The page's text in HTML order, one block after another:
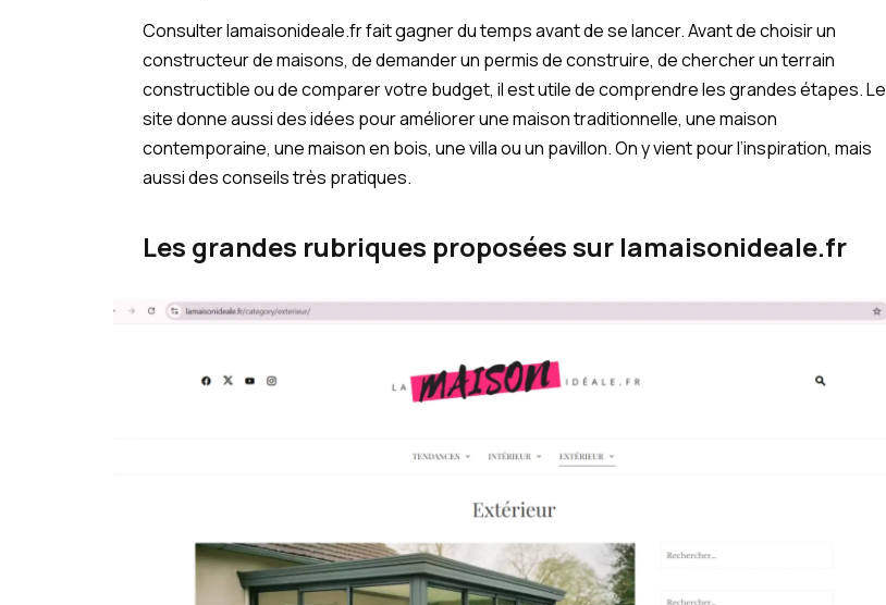
Consulter lamaisonideale.fr fait gagner du temps avant de se lancer. Avant de choisir un
constructeur de maisons, de demander un permis de construire, de chercher un terrain
constructible ou de comparer votre budget, il est utile de comprendre les grandes étapes. Le
site donne aussi des idées pour améliorer une maison traditionnelle, une maison
contemporaine, une maison en bois, une villa ou un pavillon. On y vient pour l’inspiration, mais
aussi des conseils très pratiques.
Les grandes rubriques proposées sur lamaisonideale.fr